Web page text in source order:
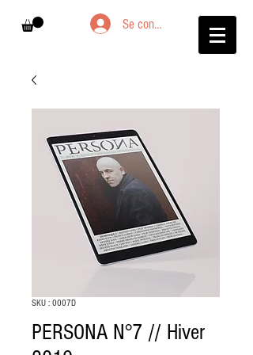
Se connecter
SKU : 0007D
PERSONA N°7 // Hiver